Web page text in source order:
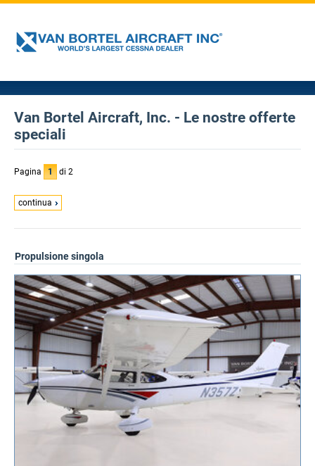
Van Bortel Aircraft, Inc. - Le nostre offerte
speciali
Pagina 1 di 2
continua
Propulsione singola